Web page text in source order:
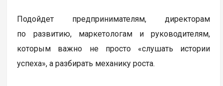
Подойдет предпринимателям, директорам
по развитию, маркетологам и руководителям,
которым важно не просто «слушать истории
успеха», а разбирать механику роста.